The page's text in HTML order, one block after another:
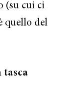
(su cui ci
quello del
tasca